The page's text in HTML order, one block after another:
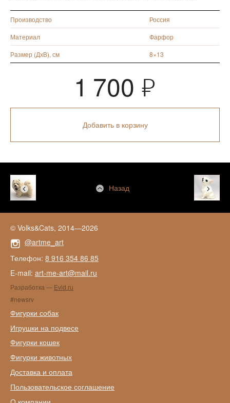
Производство
Россия
Материал
Фарфор
Размер (ДхВ), см
8×13
1 700 Я
Добавить в корзину
Назад
© Volks&Cats, 2014—2026
@artme_art
Телефон: 8 916 354 86 85
E-mail: art-me-art@mail.ru
Разработка — Evid.ru
#newsrv
Фигурки собак
Игрушки на подвесе
Фигурки кошек
Фигурки животных
Доставка и оплата
Пользовательское соглашение